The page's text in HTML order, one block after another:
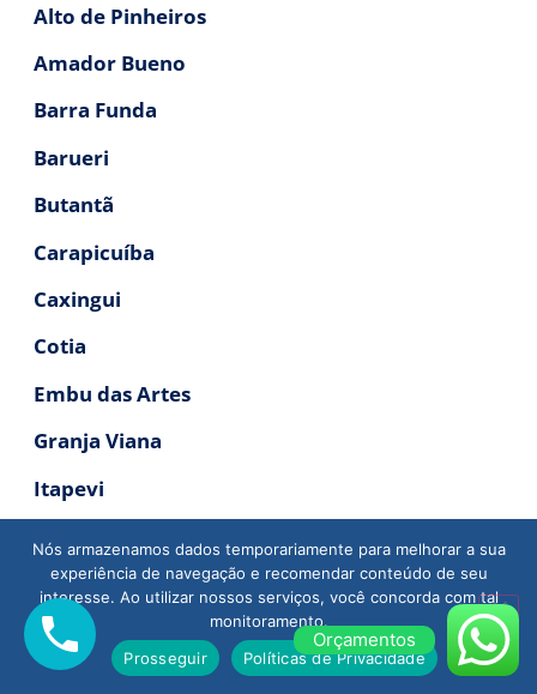
Alto de Pinheiros
Amador Bueno
Barra Funda
Barueri
Butantã
Carapicuíba
Caxingui
Cotia
Embu das Artes
Granja Viana
Itapevi
Jaguaré
Jandira
Jaraguá
Lapa
Orçamentos
Nós armazenamos dados temporariamente para melhorar a sua
experiência de navegação e recomendar conteúdo de seu
interesse. Ao utilizar nossos serviços, você concorda com tal
monitoramento.
Prosseguir
Políticas de Privacidade